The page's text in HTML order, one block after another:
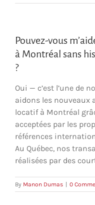
Pouvez-vous
à Montréal sans
?
Oui — c’est l’une de
aidons les nouveaux
locatif à Montréal
acceptées par les
références
Au Québec, nos
réalisées par des
By Manon Dumas | 0